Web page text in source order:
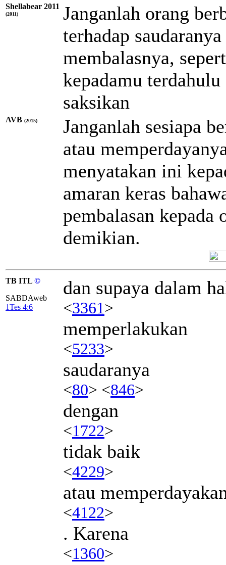
Shellabear 2011
(2011)
Janganlah orang
terhadap
membalasnya,
kepadamu
saksikan
AVB (2015)
Janganlah sesiapa
atau
menyatakan ini
amaran keras
pembalasan kepada
demikian.
TB ITL ©
SABDAweb
1Tes 4:6
dan supaya dalam
<3361>
memperlakukan
<5233>
saudaranya
<80> <846>
dengan
<1722>
tidak baik
<4229>
atau
<4122>
. Karena
<1360>